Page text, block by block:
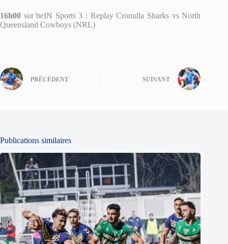
16h00 sur beIN Sports 3 : Replay Cronulla Sharks vs North
Queensland Cowboys (NRL)
PRÉCÉDENT SUIVANT
Publications similaires